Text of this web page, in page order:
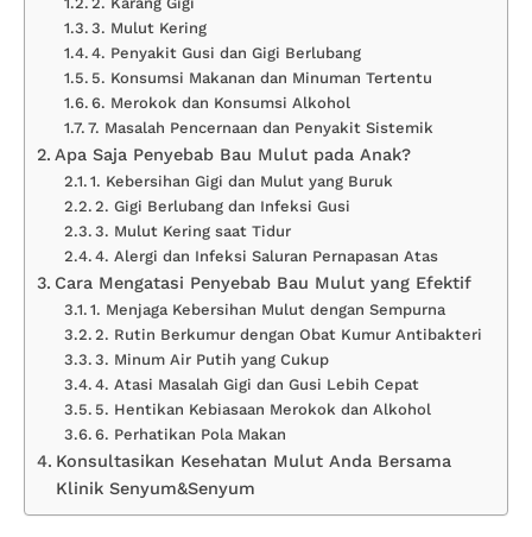
3. Mulut Kering
4. Penyakit Gusi dan Gigi Berlubang
5. Konsumsi Makanan dan Minuman Tertentu
6. Merokok dan Konsumsi Alkohol
7. Masalah Pencernaan dan Penyakit Sistemik
Apa Saja Penyebab Bau Mulut pada Anak?
1. Kebersihan Gigi dan Mulut yang Buruk
2. Gigi Berlubang dan Infeksi Gusi
3. Mulut Kering saat Tidur
4. Alergi dan Infeksi Saluran Pernapasan Atas
Cara Mengatasi Penyebab Bau Mulut yang Efektif
1. Menjaga Kebersihan Mulut dengan Sempurna
2. Rutin Berkumur dengan Obat Kumur Antibakteri
3. Minum Air Putih yang Cukup
4. Atasi Masalah Gigi dan Gusi Lebih Cepat
5. Hentikan Kebiasaan Merokok dan Alkohol
6. Perhatikan Pola Makan
Konsultasikan Kesehatan Mulut Anda Bersama
Klinik Senyum&Senyum